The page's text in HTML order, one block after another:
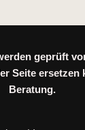
geprüft
Seite ersetzen
Beratung.